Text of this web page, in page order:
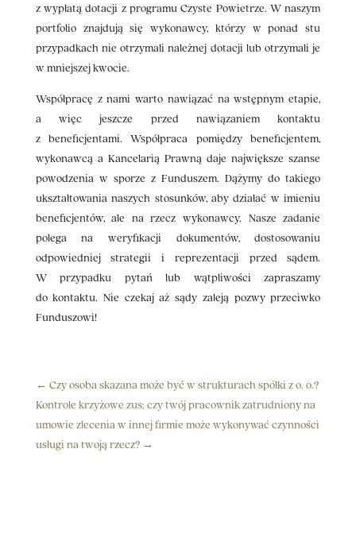
z wypłatą dotacji z programu Czyste Powietrze. W naszym
portfolio znajdują się wykonawcy, którzy w ponad stu
przypadkach nie otrzymali należnej dotacji lub otrzymali je
w mniejszej kwocie.
Współpracę z nami warto nawiązać na wstępnym etapie,
a więc jeszcze przed nawiązaniem kontaktu
z beneficjentami. Współpraca pomiędzy beneficjentem,
wykonawcą a Kancelarią Prawną daje największe szanse
powodzenia w sporze z Funduszem. Dążymy do takiego
ukształtowania naszych stosunków, aby działać w imieniu
beneficjentów, ale na rzecz wykonawcy. Nasze zadanie
polega na weryfikacji dokumentów, dostosowaniu
odpowiedniej strategii i reprezentacji przed sądem.
W przypadku pytań lub wątpliwości zapraszamy
do kontaktu. Nie czekaj aż sądy zaleją pozwy przeciwko
Funduszowi!
← Czy osoba skazana może być w strukturach spółki z o. o.?
Kontrole krzyżowe zus: czy twój pracownik zatrudniony na
umowie zlecenia w innej firmie może wykonywać czynności
usługi na twoją rzecz?→